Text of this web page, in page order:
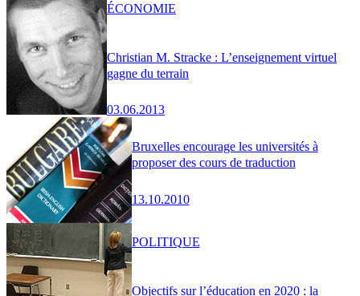
Christian M. Stracke : L’enseignement virtuel
gagne du terrain
03.06.2013
ÉCONOMIE
Bruxelles encourage les universités à
proposer des cours de traduction
13.10.2010
Objectifs sur l’éducation en 2020 : la
POLITIQUE